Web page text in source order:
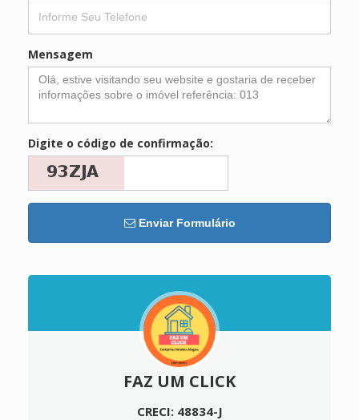
Mensagem
Digite o código de confirmação:
Enviar Formulário
FAZ UM CLICK
CRECI: 48834-J